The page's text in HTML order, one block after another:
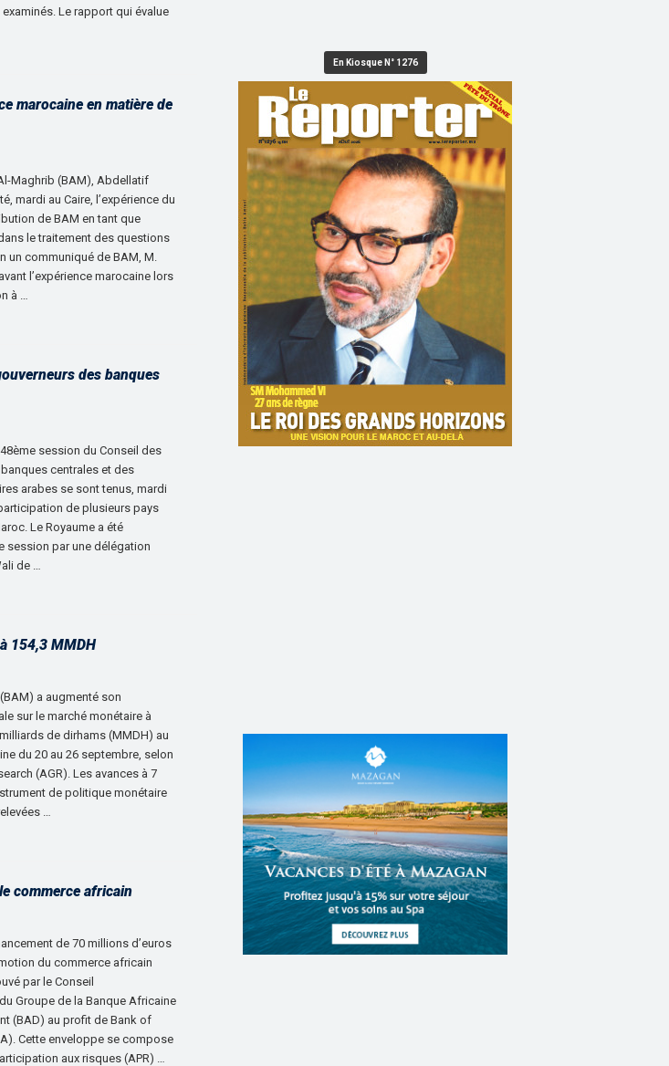
Le rapport qui évalue
marocaine en matière de
Maghrib (BAM), Abdellatif
mardi au Caire, l’expérience du
de BAM en tant que
le traitement des questions
un communiqué de BAM, M.
l’expérience marocaine lors
à …
des banques
session du Conseil des
centrales et des
arabes se sont tenus, mardi
de plusieurs pays
Le Royaume a été
session par une délégation
de …
154,3 MMDH
a augmenté son
sur le marché monétaire à
de dirhams (MMDH) au
du 20 au 26 septembre, selon
(AGR). Les avances à 7
de politique monétaire
…
commerce africain
de 70 millions d’euros
du commerce africain
par le Conseil
Groupe de la Banque Africaine
(BAD) au profit de Bank of
Cette enveloppe se compose
aux risques (APR) …
En Kiosque N° 1276